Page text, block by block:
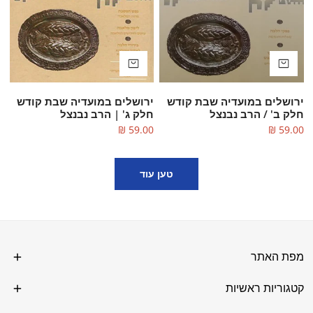
הרב
נבנצל
הוספה לסל
ירושלים במועדיה שבת קודש
חלק ב' / הרב נבנצל
מחיר
59.00 ₪
הרב
נבנצל
הוספה לסל
ירושלים במועדיה שבת קודש
חלק ג' | הרב נבנצל
מחיר
59.00 ₪
טען עוד
מפת האתר
קטגוריות ראשיות